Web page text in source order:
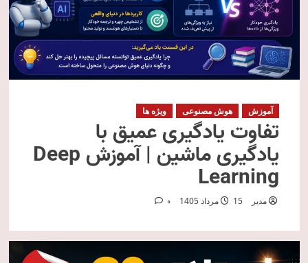
آموزش هوش مصنوعی ویژه ها
تفاوت یادگیری عمیق با
یادگیری ماشین | آموزش Deep
Learning
مدیر 15 مرداد 1405 0